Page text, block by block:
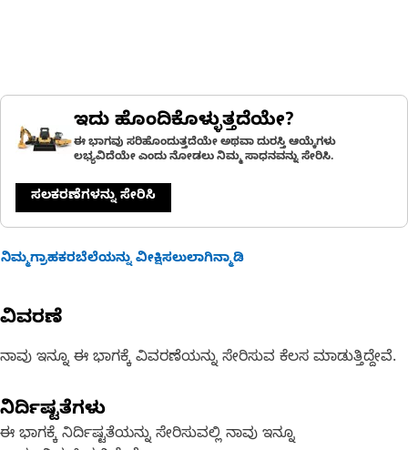
ಇದು ಹೊಂದಿಕೊಳ್ಳುತ್ತದೆಯೇ?
ಈ ಭಾಗವು ಸರಿಹೊಂದುತ್ತದೆಯೇ ಅಥವಾ ದುರಸ್ತಿ ಆಯ್ಕೆಗಳು
ಲಭ್ಯವಿದೆಯೇ ಎಂದು ನೋಡಲು ನಿಮ್ಮ ಸಾಧನವನ್ನು ಸೇರಿಸಿ.
ಸಲಕರಣೆಗಳನ್ನು ಸೇರಿಸಿ
ನಿಮ್ಮಗ್ರಾಹಕರಬೆಲೆಯನ್ನು ವೀಕ್ಷಿಸಲುಲಾಗಿನ್ಮಾಡಿ
ವಿವರಣೆ
ನಾವು ಇನ್ನೂ ಈ ಭಾಗಕ್ಕೆ ವಿವರಣೆಯನ್ನು ಸೇರಿಸುವ ಕೆಲಸ ಮಾಡುತ್ತಿದ್ದೇವೆ.
ನಿರ್ದಿಷ್ಟತೆಗಳು
ಈ ಭಾಗಕ್ಕೆ ನಿರ್ದಿಷ್ಟತೆಯನ್ನು ಸೇರಿಸುವಲ್ಲಿ ನಾವು ಇನ್ನೂ